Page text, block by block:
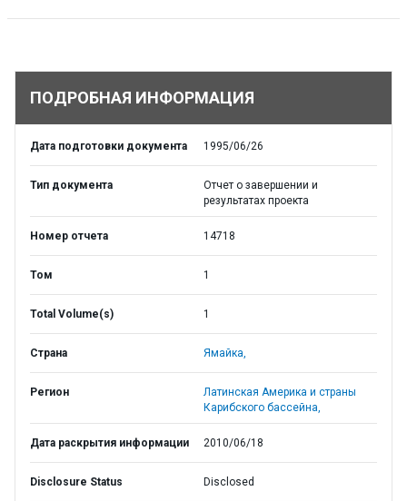
ПОДРОБНАЯ ИНФОРМАЦИЯ
Дата подготовки документа 1995/06/26
Тип документа
Отчет о завершении и
результатах проекта
Номер отчета 14718
Том 1
Total Volume(s) 1
Страна Ямайка,
Регион
Латинская Америка и страны
Карибского бассейна,
Дата раскрытия информации 2010/06/18
Disclosure Status Disclosed